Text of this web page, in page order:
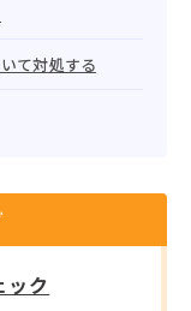
て対処する
ック